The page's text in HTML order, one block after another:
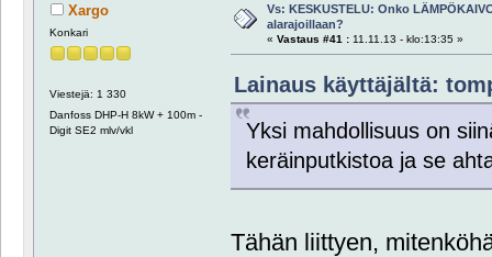
Xargo
Konkari
Viestejä: 1 330
Danfoss DHP-H 8kW + 100m -
Digit SE2 mlv/vkl
Vs: KESKUSTELU: Onko
alarajoillaan?
« Vastaus #41 :11.11.13 - klo:13:35 »
Lainaus käyttäjältä:
Yksi mahdollisuus on
keräinputkistoa ja se
Tähän liittyen,